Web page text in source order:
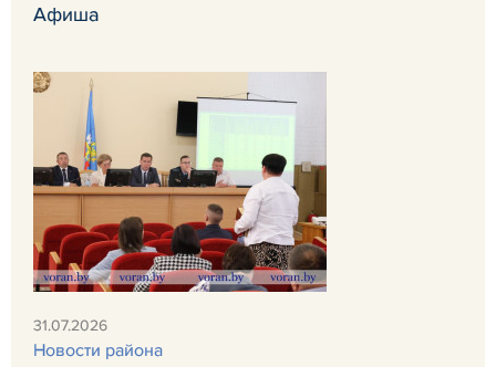
Афиша
31.07.2026
Новости района